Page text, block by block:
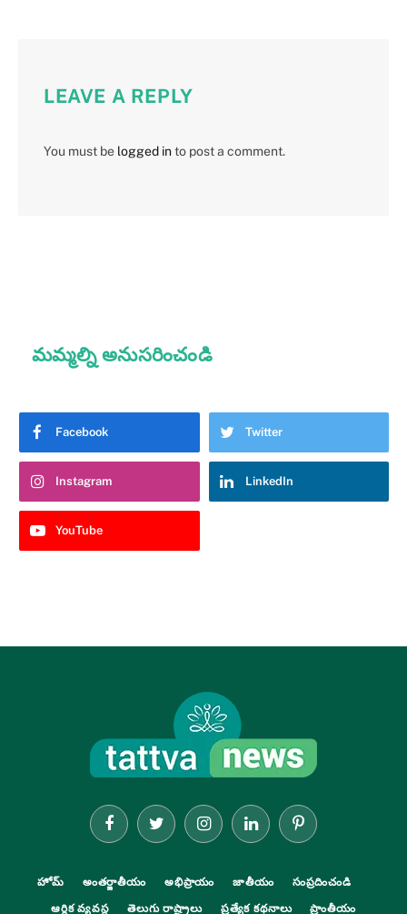
LEAVE A REPLY
You must be logged into post a comment.
మమ్మల్ని అనుసరించండి
Facebook Twitter
Instagram LinkedIn
YouTube
FacebookTwitter InstagramLinkedInPinterest
హోమ్ అంతర్జాతీయం అభిప్రాయం జాతీయం సంప్రదించండి
ఆర్థిక వ్యవస్థ తెలుగు రాష్ట్రాలు ప్రత్యేక కథనాలు ప్రాంతీయం